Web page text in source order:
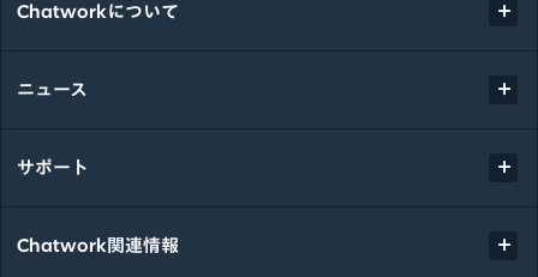
Chatworkについて
ニュース
サポート
Chatwork関連情報